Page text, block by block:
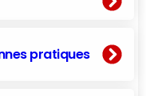
pratiques